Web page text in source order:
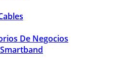
De Negocios